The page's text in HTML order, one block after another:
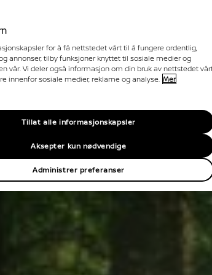
for å få nettstedet vårt til å fungere ordentlig,
annonser, tilby funksjoner knyttet til sosiale medier og
vår. Vi deler også informasjon om din bruk av nettstedet
innenfor sosiale medier, reklame og analyse. Mer
Administrer preferanser
Aksepter kun nødvendige
Tillat alle informasjonskapsler